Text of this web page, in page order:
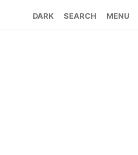
SEARCH MENU